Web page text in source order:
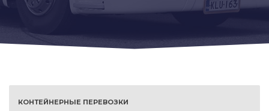
КОНТЕЙНЕРНЫЕ ПЕРЕВОЗКИ